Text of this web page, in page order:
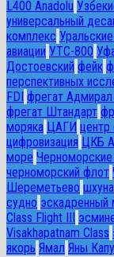
L400 Anadolu
универсальный
комплекс
авиации УТС-800
Достоевский фейк
перспективных
FDI фрегат Адмирал
фрегат Штандарт
моряка ЦАГИ центр
цифровизация ЦКБ
море
черноморский флот
Шереметьево шхуна
судно эскадренный
Class Flight III
Visakhapatnam Class
якорь Ямал Яны Капу